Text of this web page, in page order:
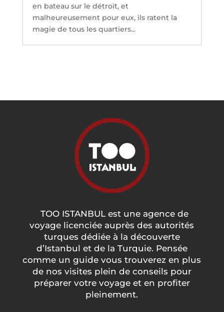
en bateau sur le détroit, et
malheureusement pour eux, ils ratent la
magie de tous les quartiers...
TOO ISTANBUL est une agence de
voyage licenciée auprès des autorités
turques dédiée à la découverte
d’Istanbul et de la Turquie. Pensée
comme un guide vous trouverez en plus
de nos visites plein de conseils pour
préparer votre voyage et en profiter
pleinement.